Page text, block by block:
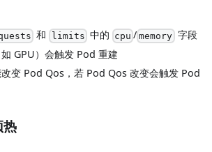
和 limits 中的 cpu / memory 字段
GPU）会触发 Pod 重建
变 Pod Qos，若 Pod Qos 改变会触发 Pod
热